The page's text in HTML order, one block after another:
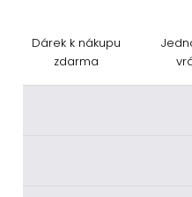
Dárek k nákupu
zdarma